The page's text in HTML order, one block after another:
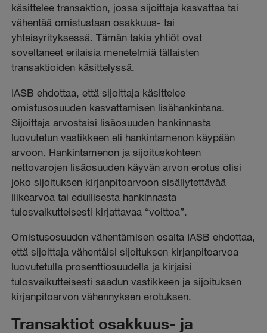
käsittelee transaktion, jossa sijoittaja kasvattaa tai
vähentää omistustaan osakkuus- tai
yhteisyrityksessä. Tämän takia yhtiöt ovat
soveltaneet erilaisia menetelmiä tällaisten
transaktioiden käsittelyssä.
IASB ehdottaa, että sijoittaja käsittelee
omistusosuuden kasvattamisen lisähankintana.
Sijoittaja arvostaisi lisäosuuden hankinnasta
luovutetun vastikkeen eli hankintamenon käypään
arvoon. Hankintamenon ja sijoituskohteen
nettovarojen lisäosuuden käyvän arvon erotus olisi
joko sijoituksen kirjanpitoarvoon sisällytettävää
liikearvoa tai edullisesta hankinnasta
tulosvaikutteisesti kirjattavaa “voittoa”.
Omistusosuuden vähentämisen osalta IASB ehdottaa,
että sijoittaja vähentäisi sijoituksen kirjanpitoarvoa
luovutetulla prosenttiosuudella ja kirjaisi
tulosvaikutteisesti saadun vastikkeen ja sijoituksen
kirjanpitoarvon vähennyksen erotuksen.
Transaktiot osakkuus- ja